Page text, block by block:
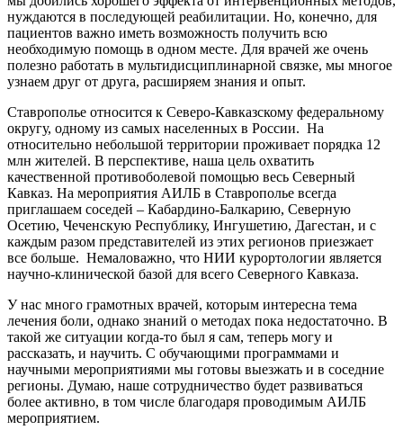
нуждаются в последующей реабилитации. Но, конечно, для
пациентов важно иметь возможность получить всю
необходимую помощь в одном месте. Для врачей же очень
полезно работать в мультидисциплинарной связке, мы многое
узнаем друг от друга, расширяем знания и опыт.
Ставрополье относится к Северо-Кавказскому федеральному
округу, одному из самых населенных в России. На
относительно небольшой территории проживает порядка 12
млн жителей. В перспективе, наша цель охватить
качественной противоболевой помощью весь Северный
Кавказ. На мероприятия АИЛБ в Ставрополье всегда
приглашаем соседей – Кабардино-Балкарию, Северную
Осетию, Чеченскую Республику, Ингушетию, Дагестан, и с
каждым разом представителей из этих регионов приезжает
все больше. Немаловажно, что НИИ курортологии является
научно-клинической базой для всего Северного Кавказа.
У нас много грамотных врачей, которым интересна тема
лечения боли, однако знаний о методах пока недостаточно. В
такой же ситуации когда-то был я сам, теперь могу и
рассказать, и научить. С обучающими программами и
научными мероприятиями мы готовы выезжать и в соседние
регионы. Думаю, наше сотрудничество будет развиваться
более активно, в том числе благодаря проводимым АИЛБ
мероприятием.